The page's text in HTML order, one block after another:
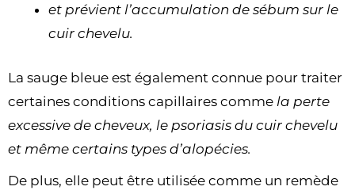
et prévient l’accumulation de sébum sur le
cuir chevelu.
La sauge bleue est également connue pour traiter
certaines conditions capillaires comme la perte
excessive de cheveux, le psoriasis du cuir chevelu
et même certains types d’alopécies.
De plus, elle peut être utilisée comme un remède